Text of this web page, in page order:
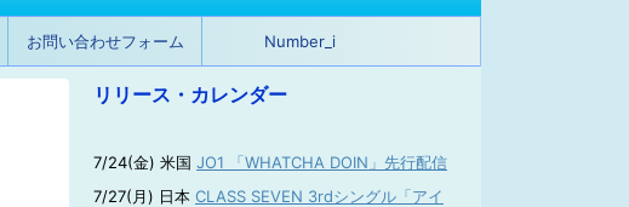
お問い合わせフォーム Number_i
リリース・カレンダー
7/24(金) 米国 JO1 「WHATCHA DOIN」先行配信
7/27(月) 日本 CLASS SEVEN 3rdシングル「アイ